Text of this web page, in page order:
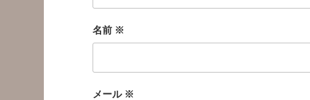
名前 ※
メール ※